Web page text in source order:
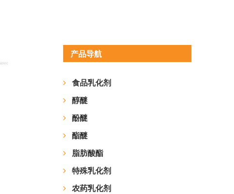
产品导航
食品乳化剂
醇醚
酚醚
酯醚
脂肪酸酯
特殊乳化剂
农药乳化剂